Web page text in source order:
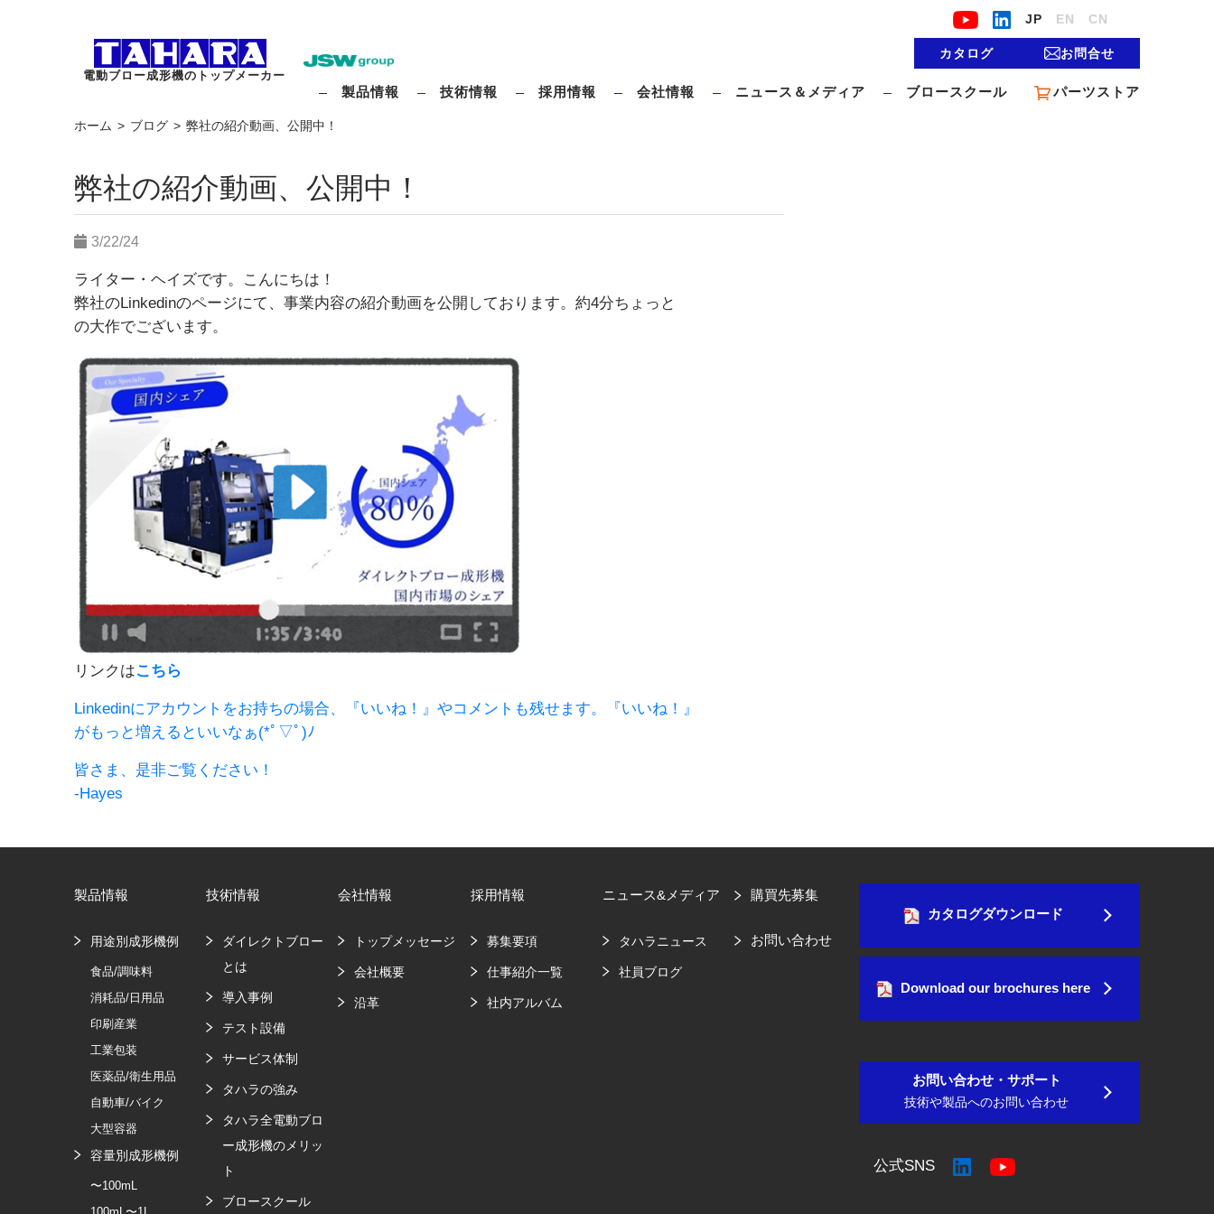
JP EN CN
電動ブロー成形機のトップメーカー
カタログ お問合せ
製品情報 技術情報 採用情報 会社情報 ニュース＆メディア ブロースクール パーツストア
ホーム ブログ 弊社の紹介動画、公開中！
弊社の紹介動画、公開中！
3/22/24
ライター・ヘイズです。こんにちは！
弊社のLinkedinのページにて、事業内容の紹介動画を公開しております。約4分ちょっと
の大作でございます。
リンクはこちら
Linkedinにアカウントをお持ちの場合、『いいね！』やコメントも残せます。『いいね！』
がもっと増えるといいなぁ(*ﾟ▽ﾟ)ﾉ
皆さま、是非ご覧ください！
-Hayes
製品情報
用途別成形機例
食品/調味料
消耗品/日用品
印刷産業
工業包装
医薬品/衛生用品
自動車/バイク
大型容器
容量別成形機例
〜100mL
技術情報
ダイレクトブロー
とは
導入事例
テスト設備
サービス体制
タハラの強み
タハラ全電動ブロ
ー成形機のメリッ
ト
ブロースクール
会社情報
トップメッセージ
会社概要
沿革
採用情報
募集要項
仕事紹介一覧
社内アルバム
ニュース&メディア
タハラニュース
社員ブログ
購買先募集
お問い合わせ
カタログダウンロード
Download our brochures here
お問い合わせ・サポート
技術や製品へのお問い合わせ
公式SNS